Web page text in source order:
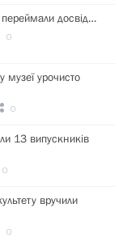
досвід…
0
урочисто
0
13 випускників
0
вручили
0